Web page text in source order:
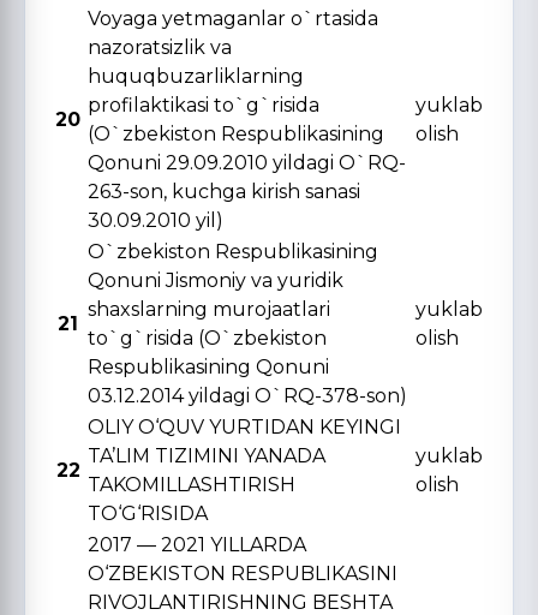
20
Voyaga yetmaganlar o`rtasida
nazoratsizlik va
huquqbuzarliklarning
profilaktikasi to`g`risida
(O`zbekiston Respublikasining
Qonuni 29.09.2010 yildagi O`RQ-
263-son, kuchga kirish sanasi
30.09.2010 yil)
yuklab
olish
21
O`zbekiston Respublikasining
Qonuni Jismoniy va yuridik
shaxslarning murojaatlari
to`g`risida (O`zbekiston
Respublikasining Qonuni
03.12.2014 yildagi O`RQ-378-son)
yuklab
olish
22
OLIY O‘QUV YURTIDAN KЕYINGI
TA’LIM TIZIMINI YANADA
TAKOMILLASHTIRISH
TO‘G‘RISIDA
yuklab
olish
2017 — 2021 YILLARDA
O‘ZBЕKISTON RЕSPUBLIKASINI
RIVOJLANTIRISHNING BЕSHTA